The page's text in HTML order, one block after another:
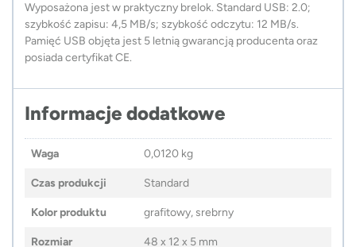
Wyposażona jest w praktyczny brelok. Standard USB: 2.0;
szybkość zapisu: 4,5 MB/s; szybkość odczytu: 12 MB/s.
Pamięć USB objęta jest 5 letnią gwarancją producenta oraz
posiada certyfikat CE.
Informacje dodatkowe
Waga 0,0120 kg
Czas produkcji Standard
Kolor produktu grafitowy, srebrny
Rozmiar 48 x 12 x 5 mm